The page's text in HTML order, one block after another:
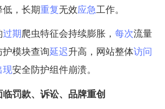
低，长期重复无效应急工作。
过期爬虫特征会持续膨胀， 每次流量
护模块查询延迟升高，网站整体访问
现安全防护组件崩溃。
罚款、诉讼、 品牌重创